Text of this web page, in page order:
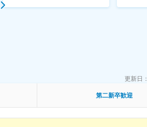
更新日：
第二新卒歓迎